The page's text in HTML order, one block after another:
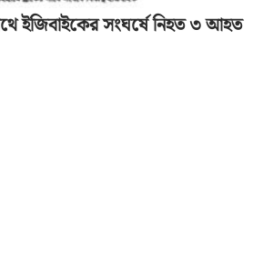
ইজিবাইকের সংঘর্ষে নিহত ৩ আহত